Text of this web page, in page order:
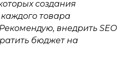
создания
товара
внедрить SEO
бюджет на